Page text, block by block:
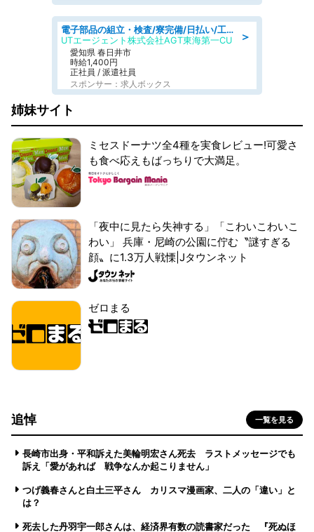
＞
電子部品の組立・検査/寮完備/日払い/工場・製造
UTエージェント株式会社AGT東海第一CU
愛知県 春日井市
時給1,400円
正社員 / 派遣社員
スポンサー：求人ボックス
姉妹サイト
ミセスドーナツ全4種を実食レビュー!可愛さ
も食べ応えもばっちりで大満足。
「夜中に見たら失神する」「こわいこわいこ
わい」 兵庫・尼崎の公園に佇む〝謎すぎる
顔〟に1.3万人戦慄|Jタウンネット
ゼロまる
追悼 一覧を見る
長崎市出身・平和訴えた美輪明宏さん死去 ラストメッセージでも
訴え「愛があれば 戦争なんか起こりません」
つげ義春さんと白土三平さん カリスマ漫画家、二人の「違い」と
は？
死去した丹羽宇一郎さんは、経済界有数の読書家だった 『死ぬほ